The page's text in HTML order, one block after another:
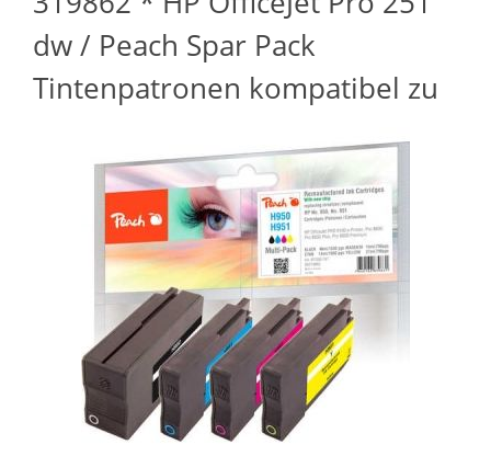
dw / Peach Spar Pack
Tintenpatronen kompatibel zu